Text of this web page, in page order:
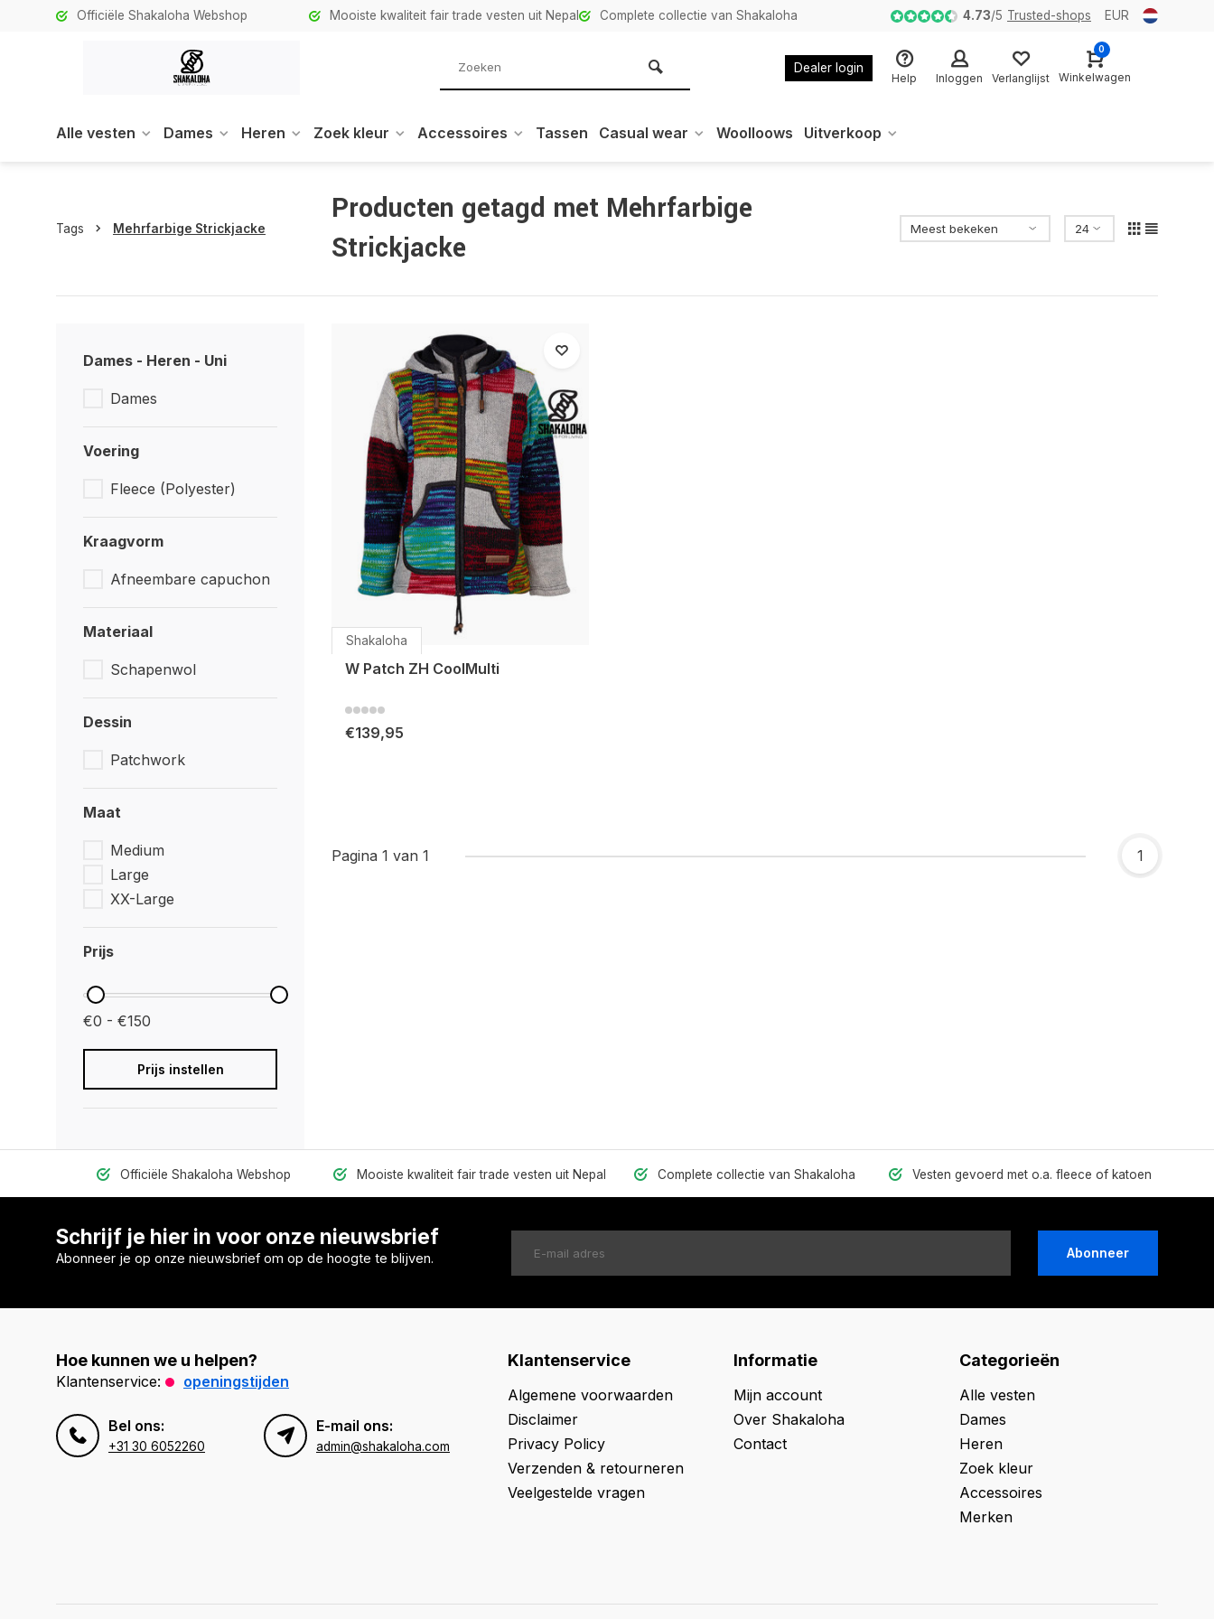
Officiële Shakaloha Webshop Mooiste kwaliteit fair trade vesten uit Nepal Complete collectie van Shakaloha 4.73/5 Trusted-shops EUR
Dealer login
Help Inloggen Verlanglijst
0
Winkelwagen
Alle vesten Dames Heren Zoek kleur Accessoires Tassen Casual wear Woolloows Uitverkoop
Tags Mehrfarbige Strickjacke
Producten getagd met Mehrfarbige
Strickjacke
Dames - Heren - Uni
Dames
Voering
Fleece (Polyester)
Kraagvorm
Afneembare capuchon
Materiaal
Schapenwol
Dessin
Patchwork
Maat
Medium
Large
XX-Large
Prijs
€0 - €150
Prijs instellen
Shakaloha
W Patch ZH CoolMulti
€139,95
Pagina 1 van 1 1
Officiële Shakaloha Webshop Mooiste kwaliteit fair trade vesten uit Nepal Complete collectie van Shakaloha Vesten gevoerd met o.a. fleece of katoen
Schrijf je hier in voor onze nieuwsbrief
Abonneer je op onze nieuwsbrief om op de hoogte te blijven. Abonneer
Hoe kunnen we u helpen?
Klantenservice: openingstijden
Bel ons:
+31 30 6052260
E-mail ons:
admin@shakaloha.com
Klantenservice
Algemene voorwaarden
Disclaimer
Privacy Policy
Verzenden & retourneren
Veelgestelde vragen
Informatie
Mijn account
Over Shakaloha
Contact
Categorieën
Alle vesten
Dames
Heren
Zoek kleur
Accessoires
Merken